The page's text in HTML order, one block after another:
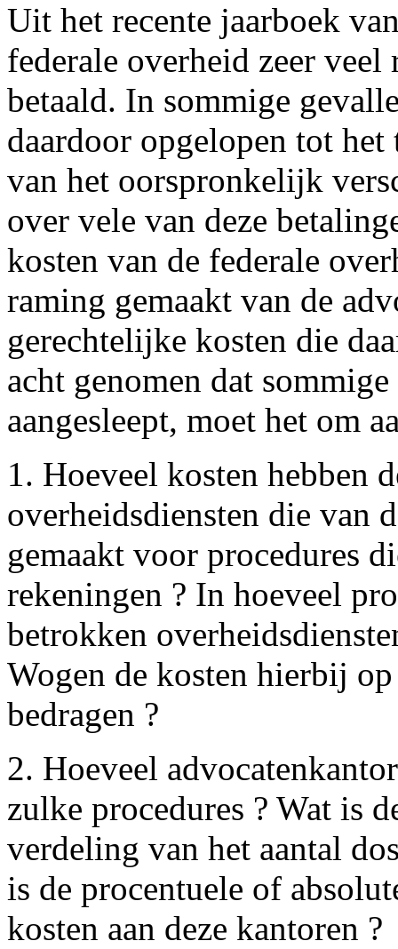
Uit het recente jaarboek
federale overheid zeer
betaald. In sommige
daardoor opgelopen tot
van het oorspronkelijk
over vele van deze
kosten van de federale
raming gemaakt van de
gerechtelijke kosten die
acht genomen dat
aangesleept, moet het om
1. Hoeveel kosten hebben
overheidsdiensten die van
gemaakt voor procedures
rekeningen ? In hoeveel
betrokken
Wogen de kosten hierbij
bedragen ?
2. Hoeveel
zulke procedures ? Wat is
verdeling van het aantal
is de procentuele of
kosten aan deze kantoren ?